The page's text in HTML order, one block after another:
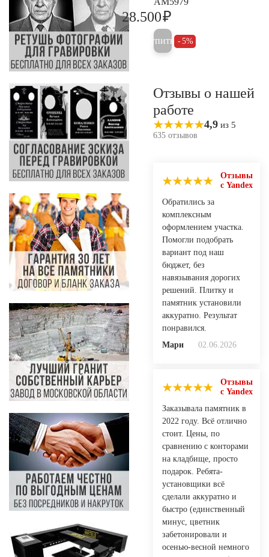
28.500₽
Купить 5%
Отзывы о нашей
работе
4,9 из 5
635 отзывов
Отзывы
с Yandex
Обратились за
комплексным
оформлением участка.
Помогли подобрать
вариант под наш
бюджет, без
навязывания дорогих
решений. Плитку и
памятник установили
аккуратно. Результат
понравился.
Мари
02.06.2026
Отзывы
с Yandex
Заказывала памятник в
2022 году. Всё отлично
стоит. Цены, по
сравнению с конторами
на кладбище, просто
подарок. Ребята-
установщики всё
сделали аккуратно и
быстро (единственный
минус, цветник
забетонировали и
осенью-весной немного